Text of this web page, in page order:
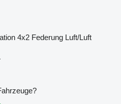
4x2 Federung Luft/Luft